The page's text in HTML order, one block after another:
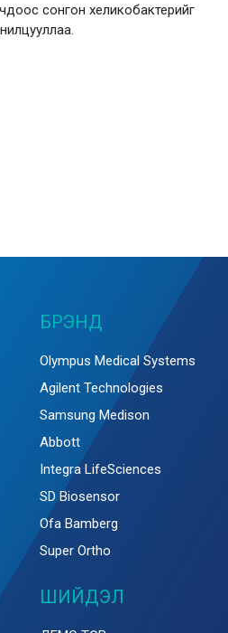
сонгон хеликобактерийг
БРЭНД
Olympus Medical Systems
Agilent Technologies
Samsung Medison
Abbott
Integra LifeSciences
SD Biosensor
Ofa Bamberg
Super Ortho
ШИЙДЭЛ